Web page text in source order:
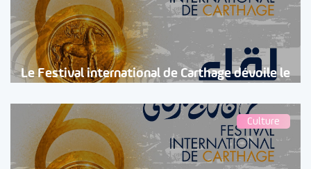
Le Festival international de Carthage dévoile le
Culture